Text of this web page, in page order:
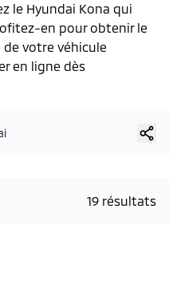
le Hyundai Kona qui
en pour obtenir le
votre véhicule
en ligne dès
19 résultats